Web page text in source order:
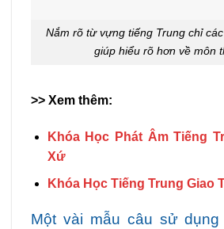
Nắm rõ từ vựng tiếng Trung chỉ
giúp hiểu rõ hơn về môn
>> Xem thêm:
Khóa Học Phát Âm Tiếng
Xứ
Khóa Học Tiếng Trung Giao
Một vài mẫu câu sử